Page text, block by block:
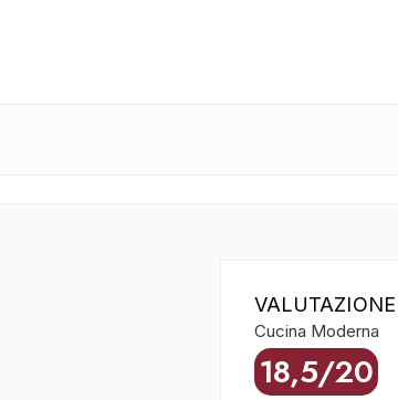
VALUTAZIONE
Cucina Moderna
18,5/20